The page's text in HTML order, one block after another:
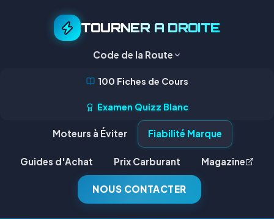
TOURNER A DROITE
Code de la Route
100 Fiches de Cours
Examen Quizz Blanc
Moteurs à Éviter Fiabilité Marque
Guides d'Achat Prix Carburant Magazine
NOUS CONTACTER